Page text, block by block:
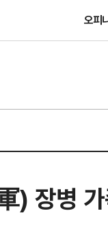
오피
) 장병